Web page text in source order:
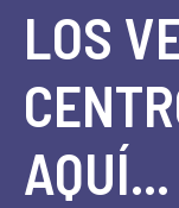
LOS
AQUÍ...